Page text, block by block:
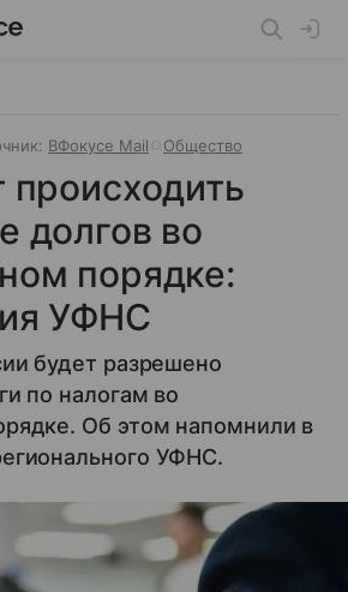
ВФокусе Mail Общество
происходить
долгов во
порядке:
УФНС
будет разрешено
по налогам во
Об этом напомнили в
УФНС.